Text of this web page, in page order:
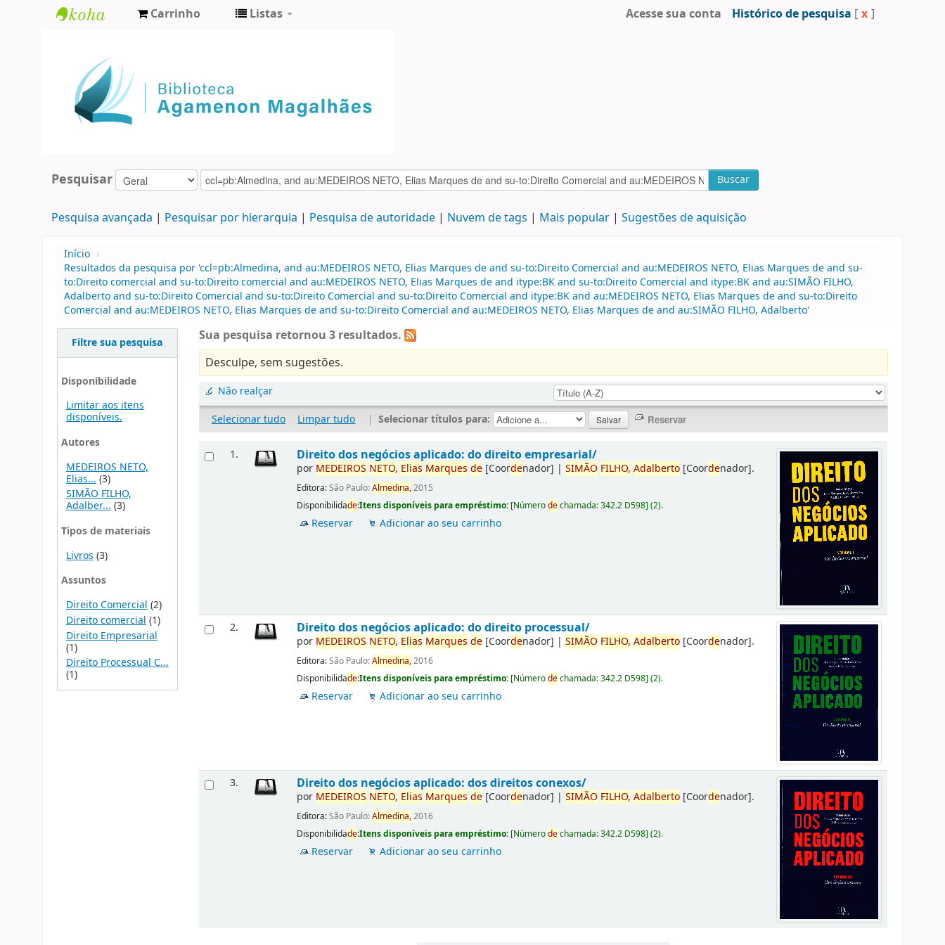
Agamenon
Magalhães
Carrinho Listas Acesse sua conta Histórico de pesquisa [ x ]
Pesquisar Buscar
Pesquisa avançada Pesquisar por hierarquia Pesquisa de autoridade Nuvem de tags Mais popular Sugestões de aquisição
Início ›
Resultados da pesquisa por 'ccl=pb:Almedina, and au:MEDEIROS NETO, Elias Marques de and su-to:Direito Comercial and au:MEDEIROS NETO, Elias Marques de and su-
to:Direito comercial and su-to:Direito comercial and au:MEDEIROS NETO, Elias Marques de and itype:BK and su-to:Direito Comercial and itype:BK and au:SIMÃO FILHO,
Adalberto and su-to:Direito Comercial and su-to:Direito Comercial and su-to:Direito Comercial and itype:BK and au:MEDEIROS NETO, Elias Marques de and su-to:Direito
Comercial and au:MEDEIROS NETO, Elias Marques de and su-to:Direito Comercial and au:MEDEIROS NETO, Elias Marques de and au:SIMÃO FILHO, Adalberto'
Filtre sua pesquisa
Disponibilidade
Limitar aos itens
disponíveis.
Autores
MEDEIROS NETO,
Elias... (3)
SIMÃO FILHO,
Adalber...(3)
Tipos de materiais
Livros (3)
Assuntos
Direito Comercial (2)
Direito comercial (1)
Direito Empresarial
(1)
Direito Processual C...
(1)
Sua pesquisa retornou 3 resultados.
Desculpe, sem sugestões.
Não realçar
Selecionar tudo
Limpar tudo | Selecionar títulos para:
1. Direito dos negócios aplicado: do direito empresarial/
por MEDEIROS NETO, Elias Marques de [Coordenador] |SIMÃO FILHO, Adalberto [Coordenador].
Editora:São Paulo:Almedina,2015
Disponibilidade:Itens disponíveis para empréstimo: [Númerodechamada:342.2 D598](2).
Reservar Adicionar ao seu carrinho
2. Direito dos negócios aplicado: do direito processual/
por MEDEIROS NETO, Elias Marques de [Coordenador] |SIMÃO FILHO, Adalberto [Coordenador].
Editora:São Paulo:Almedina,2016
Disponibilidade:Itens disponíveis para empréstimo: [Númerodechamada:342.2 D598](2).
Reservar Adicionar ao seu carrinho
3. Direito dos negócios aplicado: dos direitos conexos/
por MEDEIROS NETO, Elias Marques de [Coordenador] |SIMÃO FILHO, Adalberto [Coordenador].
Editora:São Paulo:Almedina,2016
Disponibilidade:Itens disponíveis para empréstimo: [Númerodechamada:342.2 D598](2).
Reservar Adicionar ao seu carrinho